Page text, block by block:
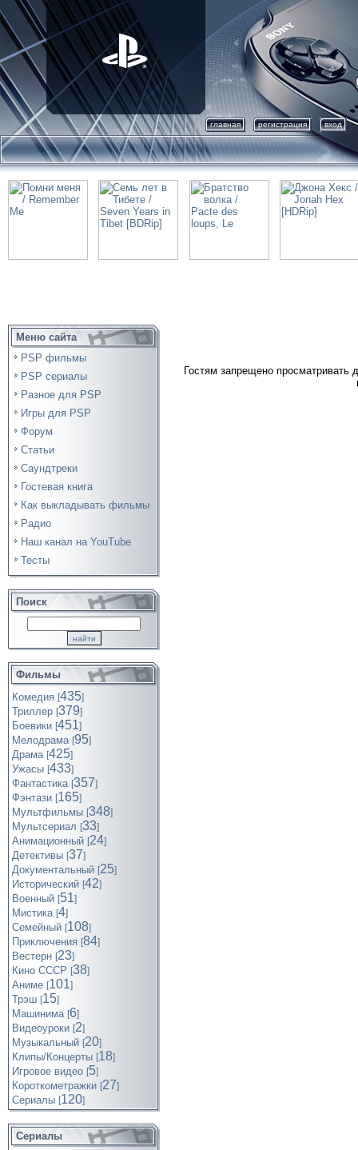
главная регистрация вход
Меню сайта
PSP фильмы
PSP сериалы
Разное для PSP
Игры для PSP
Форум
Статьи
Саундтреки
Гостевая книга
Как выкладывать фильмы
Радио
Наш канал на YouTube
Тесты
Поиск
Фильмы
Комедия [435]
Триллер [379]
Боевики [451]
Мелодрама [95]
Драма [425]
Ужасы [433]
Фантастика [357]
Фэнтази [165]
Мультфильмы [348]
Мультсериал [33]
Анимационный [24]
Детективы [37]
Документальный [25]
Исторический [42]
Военный [51]
Мистика [4]
Семейный [108]
Приключения [84]
Вестерн [23]
Кино СССР [38]
Аниме [101]
Трэш [15]
Машинима [6]
Видеоуроки [2]
Музыкальный [20]
Клипы/Концерты [18]
Игровое видео [5]
Короткометражки [27]
Cериалы [120]
Сериалы
Гостям запрещено просматривать